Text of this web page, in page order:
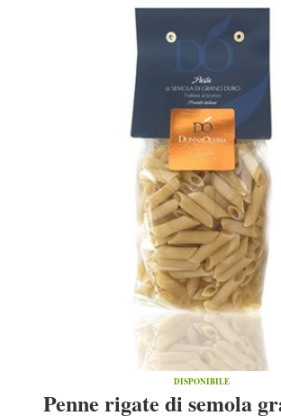
DISPONIBILE
Penne rigate di semola